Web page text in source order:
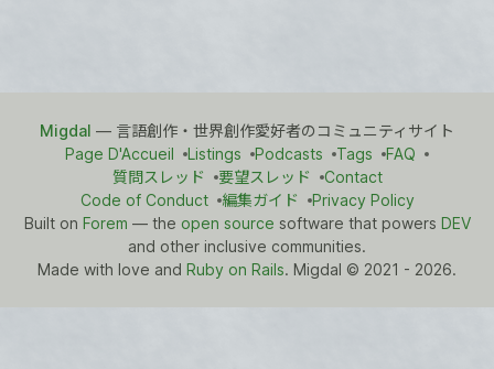
Migdal — 言語創作・世界創作愛好者のコミュニティサイト
Page D'Accueil
Listings Podcasts Tags
FAQ
質問スレッド
要望スレッド
Contact
Code of Conduct
編集ガイド
Privacy Policy
Built on Forem — the open source software that powers DEV
and other inclusive communities.
Made with love and Ruby on Rails. Migdal © 2021 - 2026.